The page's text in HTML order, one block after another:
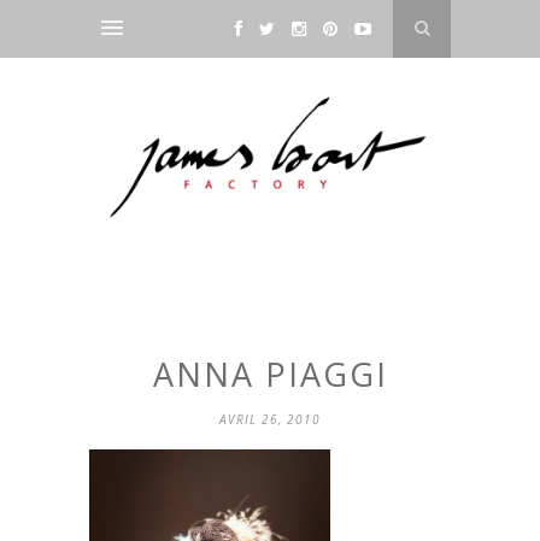
ANNA PIAGGI
AVRIL 26, 2010